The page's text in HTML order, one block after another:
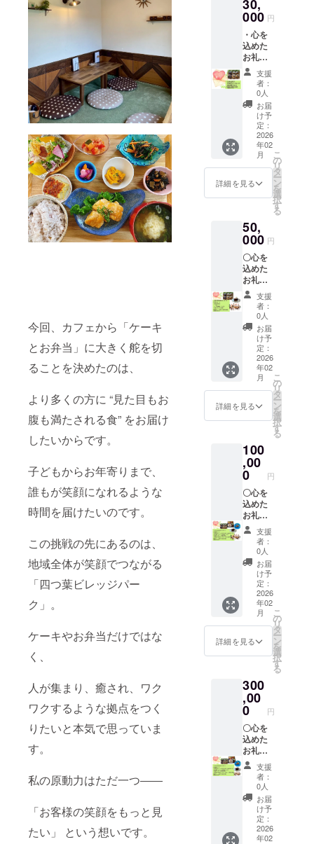
今回、カフェから「ケーキ
とお弁当」に大きく舵を切
ることを決めたのは、
より多くの方に “見た目もお
腹も満たされる食” をお届け
したいからです。
子どもからお年寄りまで、
誰もが笑顔になれるような
時間を届けたいのです。
この挑戦の先にあるのは、
地域全体が笑顔でつながる
「四つ葉ビレッジパー
ク」。
ケーキやお弁当だけではな
く、
人が集まり、癒され、ワク
ワクするような拠点をつく
りたいと本気で思っていま
す。
私の原動力はただ一つ――
「お客様の笑顔をもっと見
たい」 という想いです。
リター
ンに貼
付され
たラベ
ルや注
意書き
をご確
認くだ
さい
表記さ
れま
す。商
品開封
前には
必ずお
届けの
リター
ンに貼
付され
たラベ
ルや注
意書き
をご確
認くだ
さい ※
に応援
者名を
文字で
2025年
12月～
1ヶ月掲
示 （支
援時、
必ず備
考欄に
掲載を
希望さ
れるお
名前を
ご記入
くださ
い）
30,
000 円
・心を
込めた
お礼の
メッ
セージ
・焼き
菓子
BOX（
内容量
15個）
原材料
及び添
加物等
の食品
表示は
お届け
ラベル
に表記
されま
す。商
品開封
前には
必ずお
届けの
リター
ンに貼
付され
たラベ
ルや注
意書き
をご確
認くだ
さい ※
に応援
者名を
文字で
2025年
12月～
1ヶ月掲
示 （支
援時、
必ず備
考欄に
掲載を
希望さ
れるお
名前を
ご記入
くださ
い）
支援
者：
0人
お届
け予
定：
2026
年02
月
詳細を見る
こ
の
リ
タ
ー
ン
を
選
択
す
る
50,
000 円
〇心を
込めた
お礼の
メッ
セージ
以下の
中から
一点を
お選び
いただ
けま
す。 〇
焼き菓
子
BOX（
内容量
個）
or
ケーキ
定期便
（内容
量 10
個） ・
初回発
送時～
2ヶ月
・原材
料及び
添加物
等の食
品表示
はお届
け商品
のラベ
ルに表
記され
商品開
封前に
は必ず
お届け
のリ
ターン
に貼付
された
ラベル
や注意
書きを
ご確認
くださ
流イベ
支援
者：
0人
お届
け予
定：
2026
年02
月
詳細を見る
こ
の
リ
タ
ー
ン
を
選
択
す
る
100
,00
0 円
〇心を
込めた
お礼の
メッ
セージ
以下の
中から
一点を
お選び
いただ
けま
す。 ご
希望の
リター
ンを備
考欄に
くださ
い。 〇
お弁当
orケー
キサブ
スク
券 毎
日1,000
円分を
１ヶ月
分 (四つ
葉apart
で使用
できる
サブス
支援
者：
0人
お届
け予
定：
2026
年02
月
詳細を見る
こ
の
リ
タ
ー
ン
を
選
択
す
る
300
,00
0 円
〇心を
込めた
お礼の
メッ
セージ
以下の
中から
一点を
お選び
いただ
けま
支援
者：
0人
お届
け予
定：
2026
年02